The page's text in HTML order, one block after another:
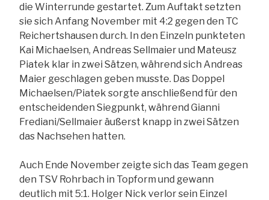
die Winterrunde gestartet. Zum Auftakt setzten
sie sich Anfang November mit 4:2 gegen den TC
Reichertshausen durch. In den Einzeln punkteten
Kai Michaelsen, Andreas Sellmaier und Mateusz
Piatek klar in zwei Sätzen, während sich Andreas
Maier geschlagen geben musste. Das Doppel
Michaelsen/Piatek sorgte anschließend für den
entscheidenden Siegpunkt, während Gianni
Frediani/Sellmaier äußerst knapp in zwei Sätzen
das Nachsehen hatten.
Auch Ende November zeigte sich das Team gegen
den TSV Rohrbach in Topform und gewann
deutlich mit 5:1. Holger Nick verlor sein Einzel